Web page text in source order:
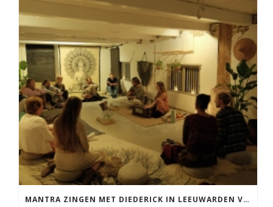
MANTRA ZINGEN MET DIEDERICK IN LEEUWARDEN VRIJDAG 12 JUNI KIRTAN